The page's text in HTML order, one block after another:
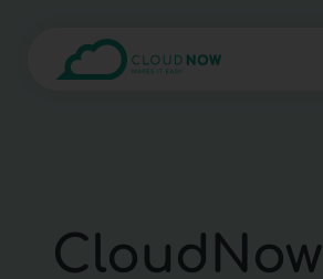
CloudNow